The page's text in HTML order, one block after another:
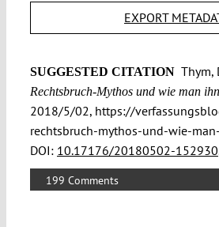
EXPORT
SUGGESTED CITATION Thym,
Rechtsbruch-Mythos und wie man
2018/5/02, https://
rechtsbruch-mythos-und-wie-
DOI: 10.17176/20180502-152930
199 Comments